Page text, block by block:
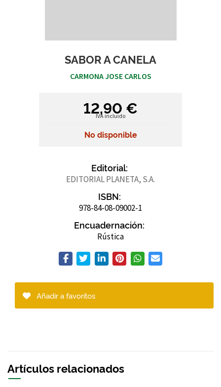
SABOR A CANELA
CARMONA JOSE CARLOS
12,90 €
IVA incluido
No disponible
Editorial:
EDITORIAL PLANETA, S.A.
ISBN:
978-84-08-09002-1
Encuadernación:
Rústica
Añadir a favoritos
Artículos relacionados